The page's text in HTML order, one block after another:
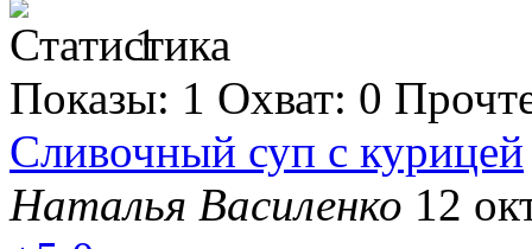
1
Показы: 1 Охват: 0
Сливочный суп с курицей
Наталья Василенко 12